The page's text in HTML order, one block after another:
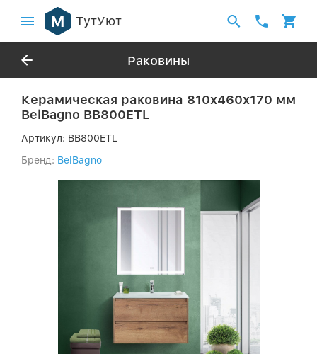
ТутУют
Раковины
Керамическая раковина 810x460x170 мм
BelBagno BB800ETL
Артикул: BB800ETL
Бренд: BelBagno